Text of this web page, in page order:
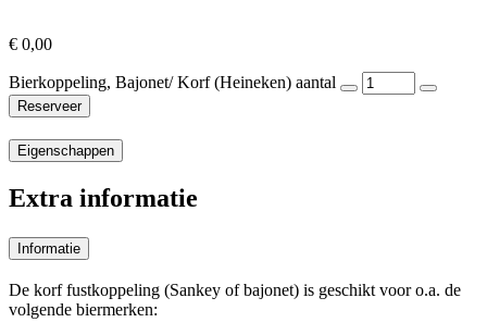
€ 0,00
Bierkoppeling, Bajonet/ Korf (Heineken) aantal
Reserveer
Eigenschappen
Extra informatie
Informatie
De korf fustkoppeling (Sankey of bajonet) is geschikt voor o.a. de
volgende biermerken: